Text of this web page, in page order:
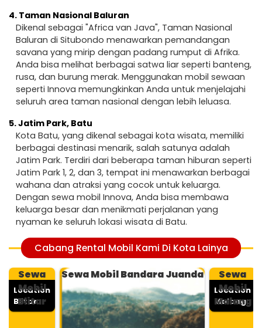
4. Taman Nasional Baluran
Dikenal sebagai "Africa van Java", Taman Nasional
Baluran di Situbondo menawarkan pemandangan
savana yang mirip dengan padang rumput di Afrika.
Anda bisa melihat berbagai satwa liar seperti banteng,
rusa, dan burung merak. Menggunakan mobil sewaan
seperti Innova memungkinkan Anda untuk menjelajahi
seluruh area taman nasional dengan lebih leluasa.
5.Jatim Park, Batu
Kota Batu, yang dikenal sebagai kota wisata, memiliki
berbagai destinasi menarik, salah satunya adalah
Jatim Park. Terdiri dari beberapa taman hiburan seperti
Jatim Park 1, 2, dan 3, tempat ini menawarkan berbagai
wahana dan atraksi yang cocok untuk keluarga.
Dengan sewa mobil Innova, Anda bisa membawa
keluarga besar dan menikmati perjalanan yang
nyaman ke seluruh lokasi wisata di Batu.
Cabang Rental Mobil Kami Di Kota Lainya
Sewa
Mobil
Blitar
Location
Blitar
Sewa Mobil Bandara Juanda
Sewa
Mobil
Malang
Location
Malang